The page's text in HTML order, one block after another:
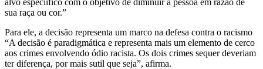
alvo especíifico com o objetivo de diminuir a pessoa em razão de
sua raça ou cor.”
Para ele, a decisão representa um marco na defesa contra o racismo
“A decisão é paradigmática e representa mais um elemento de cerco
aos crimes envolvendo ódio racista. Os dois crimes sequer deveriam
ter diferença, por mais sutil que seja”, afirma.